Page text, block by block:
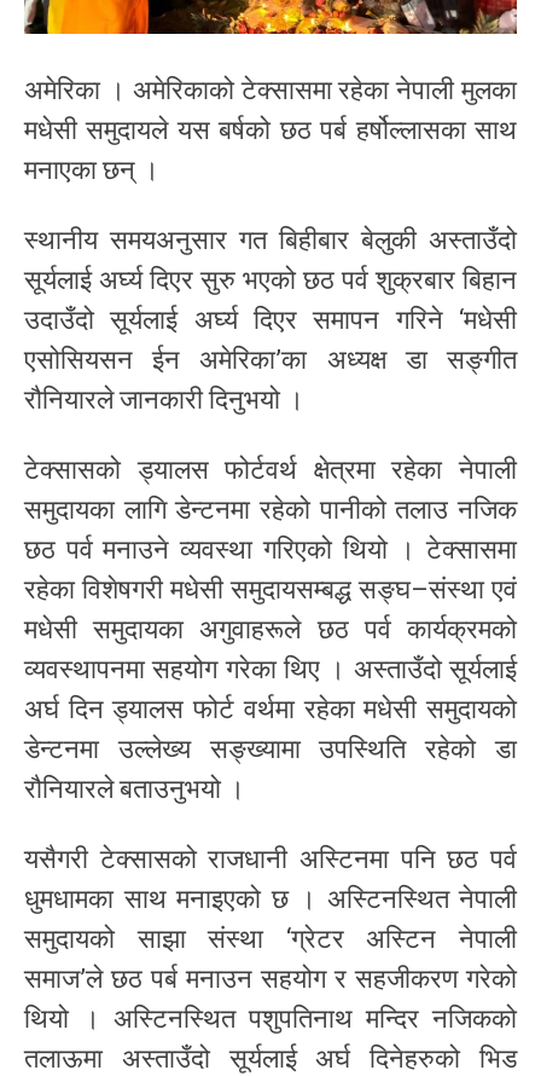
अमेरिका । अमेरिकाको टेक्सासमा रहेका नेपाली मुलका
मधेसी समुदायले यस बर्षको छठ पर्ब हर्षोल्लासका साथ
मनाएका छन् ।
स्थानीय समयअनुसार गत बिहीबार बेलुकी अस्ताउँदो
सूर्यलाई अर्घ्य दिएर सुरु भएको छठ पर्व शुक्रबार बिहान
उदाउँदो सूर्यलाई अर्घ्य दिएर समापन गरिने ‘मधेसी
एसोसियसन ईन अमेरिका’का अध्यक्ष डा सङ्गीत
रौनियारले जानकारी दिनुभयो ।
टेक्सासको ड्यालस फोर्टवर्थ क्षेत्रमा रहेका नेपाली
समुदायका लागि डेन्टनमा रहेको पानीको तलाउ नजिक
छठ पर्व मनाउने व्यवस्था गरिएको थियो । टेक्सासमा
रहेका विशेषगरी मधेसी समुदायसम्बद्ध सङ्घ–संस्था एवं
मधेसी समुदायका अगुवाहरूले छठ पर्व कार्यक्रमको
व्यवस्थापनमा सहयोग गरेका थिए । अस्ताउँदो सूर्यलाई
अर्घ दिन ड्यालस फोर्ट वर्थमा रहेका मधेसी समुदायको
डेन्टनमा उल्लेख्य सङ्ख्यामा उपस्थिति रहेको डा
रौनियारले बताउनुभयो ।
यसैगरी टेक्सासको राजधानी अस्टिनमा पनि छठ पर्व
धुमधामका साथ मनाइएको छ । अस्टिनस्थित नेपाली
समुदायको साझा संस्था ‘ग्रेटर अस्टिन नेपाली
समाज’ले छठ पर्ब मनाउन सहयोग र सहजीकरण गरेको
थियो । अस्टिनस्थित पशुपतिनाथ मन्दिर नजिकको
तलाऊमा अस्ताउँदो सूर्यलाई अर्घ दिनेहरुको भिड